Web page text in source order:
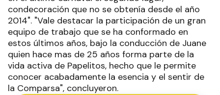
condecoración que no se obtenía desde el año
2014". "Vale destacar la participación de un gran
equipo de trabajo que se ha conformado en
estos últimos años, bajo la conducción de Juane
quien hace mas de 25 años forma parte de la
vida activa de Papelitos, hecho que le permite
conocer acabadamente la esencia y el sentir de
la Comparsa", concluyeron.